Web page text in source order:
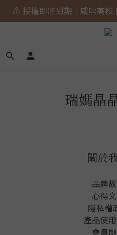
🎀 蝴蝶結貓貓的大人
⚠️ 授權即將到期｜威嗝高校
🎀 蝴蝶結貓貓的大人
瑞媽晶
關於
品牌
心得
隱私權
產品使
會員